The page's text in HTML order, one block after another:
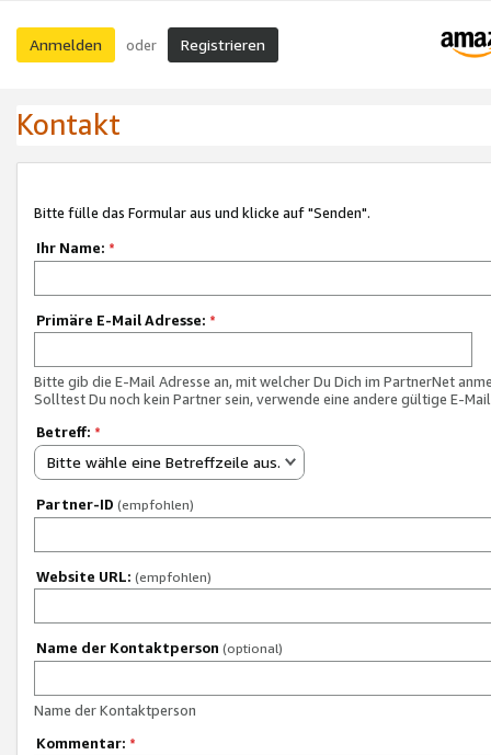
Anmelden oder Registrieren
Kontakt
Bitte fülle das Formular aus und klicke auf "Senden".
Ihr Name: *
Primäre E-Mail Adresse: *
Bitte gib die E-Mail Adresse an, mit welcher Du Dich im PartnerNet
Solltest Du noch kein Partner sein, verwende eine andere gültige E-
Betreff: *
Bitte wähle eine Betreffzeile aus.
Partner-ID (empfohlen)
Website URL: (empfohlen)
Name der Kontaktperson (optional)
Name der Kontaktperson
Kommentar: *